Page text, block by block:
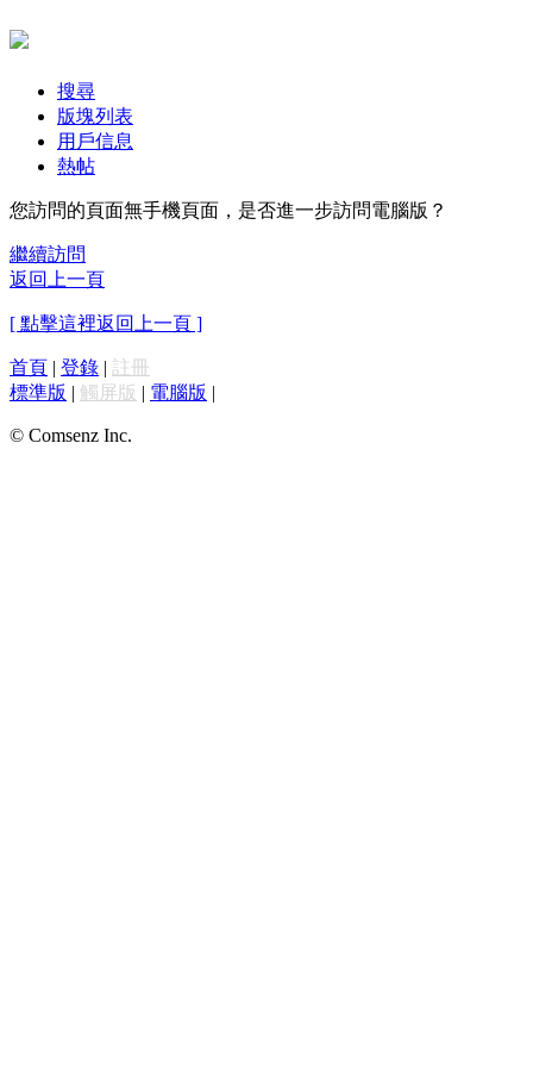
搜尋
版塊列表
用戶信息
熱帖
您訪問的頁面無手機頁面，是否進一步訪問電腦版？
繼續訪問
返回上一頁
[ 點擊這裡返回上一頁 ]
首頁 | 登錄 | 註冊
標準版 | 觸屏版 | 電腦版 |
© Comsenz Inc.